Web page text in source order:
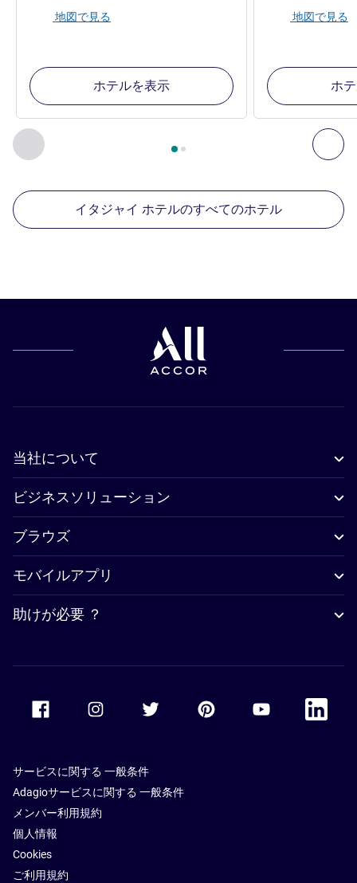
前に戻る - 周辺の他の施設 次
2ページ中 , 周辺の他の施設 1 :, 周辺の他の施設 2
地図で見る
ホテルを表示
地図で見る
ホ
イタジャイ ホテルのすべてのホテル
当社について
ビジネスソリューション
ブラウズ
モバイルアプリ
助けが必要 ？
Accor Facebook Accor TwitterAccor PinterestAccor Youtube
Accor
サービスに関する 一般条件
Adagioサービスに関する 一般条件
メンバー利用規約
個人情報
Cookies
ご利用規約